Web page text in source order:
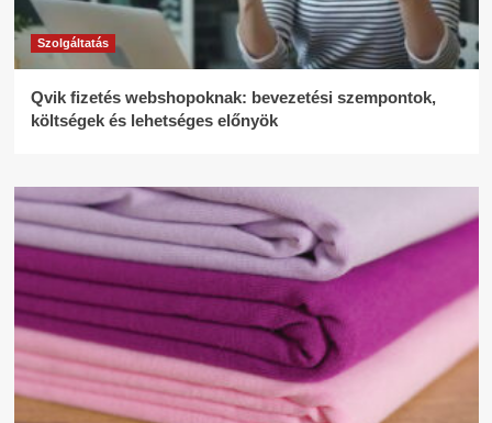
Szolgáltatás
Qvik fizetés webshopoknak: bevezetési szempontok,
költségek és lehetséges előnyök